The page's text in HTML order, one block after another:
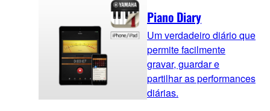
Piano Diary
Um verdadeiro diário que
permite facilmente
gravar, guardar e
partilhar as performances
diárias.